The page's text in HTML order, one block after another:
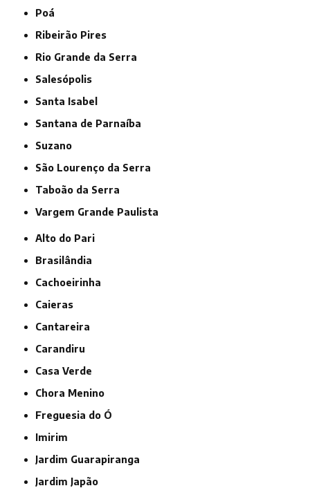
Poá
Ribeirão Pires
Rio Grande da Serra
Salesópolis
Santa Isabel
Santana de Parnaíba
Suzano
São Lourenço da Serra
Taboão da Serra
Vargem Grande Paulista
Alto do Pari
Brasilândia
Cachoeirinha
Caieras
Cantareira
Carandiru
Casa Verde
Chora Menino
Freguesia do Ó
Imirim
Jardim Guarapiranga
Jardim Japão